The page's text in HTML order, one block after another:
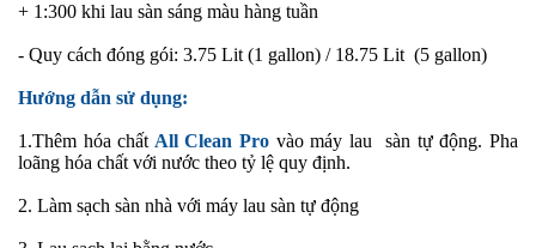
+ 1:300 khi lau sàn sáng màu hàng tuần
- Quy cách đóng gói: 3.75 Lit (1 gallon) / 18.75 Lit (5 gallon)
Hướng dẫn sử dụng:
1.Thêm hóa chất All Clean Pro vào máy lau sàn tự động. Pha
loãng hóa chất với nước theo tỷ lệ quy định.
2. Làm sạch sàn nhà với máy lau sàn tự động